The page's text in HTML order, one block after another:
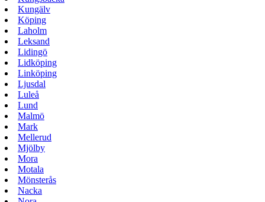
Kungälv
Köping
Laholm
Leksand
Lidingö
Lidköping
Linköping
Ljusdal
Luleå
Lund
Malmö
Mark
Mellerud
Mjölby
Mora
Motala
Mönsterås
Nacka